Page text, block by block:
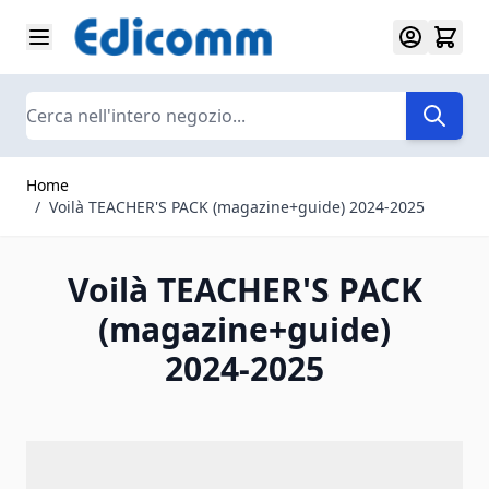
Salta al contenuto
Search
Home
/ Voilà TEACHER'S PACK (magazine+guide) 2024-2025
Voilà TEACHER'S PACK
(magazine+guide)
2024-2025